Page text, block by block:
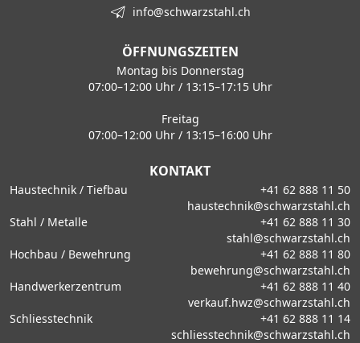
info@schwarzstahl.ch
ÖFFNUNGSZEITEN
Montag bis Donnerstag
07:00–12:00 Uhr / 13:15–17:15 Uhr
Freitag
07:00–12:00 Uhr / 13:15–16:00 Uhr
KONTAKT
Haustechnik / Tiefbau
+41 62 888 11 50
haustechnik@schwarzstahl.ch
Stahl / Metalle
+41 62 888 11 30
stahl@schwarzstahl.ch
Hochbau / Bewehrung
+41 62 888 11 80
bewehrung@schwarzstahl.ch
Handwerkerzentrum
+41 62 888 11 40
verkauf.hwz@schwarzstahl.ch
Schliesstechnik
+41 62 888 11 14
schliesstechnik@schwarzstahl.ch